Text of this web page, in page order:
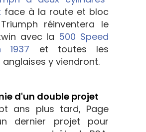
face à la route et bloc
réinventera le
avec la 500 Speed
1937 et toutes les
y viendront.
d'un double projet
ans plus tard, Page
dernier projet pour